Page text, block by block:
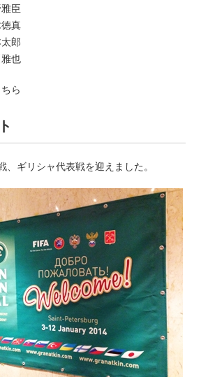
臣
真
郎
也
ら
、ギリシャ代表戦を迎えました。